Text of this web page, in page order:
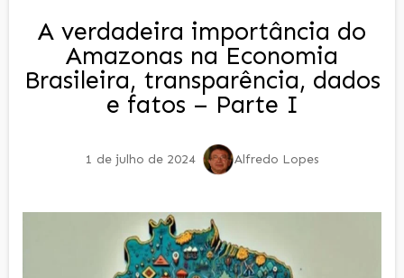
A verdadeira importância do
Amazonas na Economia
Brasileira, transparência, dados
e fatos – Parte I
1 de julho de 2024 Alfredo Lopes